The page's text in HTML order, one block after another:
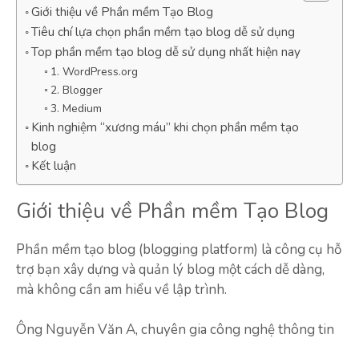
Giới thiệu về Phần mềm Tạo Blog
Tiêu chí lựa chọn phần mềm tạo blog dễ sử dụng
Top phần mềm tạo blog dễ sử dụng nhất hiện nay
1. WordPress.org
2. Blogger
3. Medium
Kinh nghiệm “xương máu” khi chọn phần mềm tạo
blog
Kết luận
Giới thiệu về Phần mềm Tạo Blog
Phần mềm tạo blog (blogging platform) là công cụ hỗ
trợ bạn xây dựng và quản lý blog một cách dễ dàng,
mà không cần am hiểu về lập trình.
Ông Nguyễn Văn A, chuyên gia công nghệ thông tin